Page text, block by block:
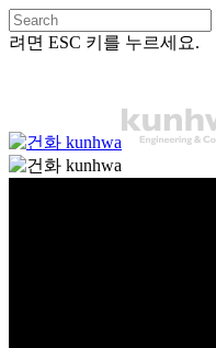
려면 ESC 키를 누르세요.